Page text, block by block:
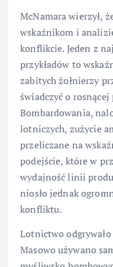
McNamara wierzył,
wskaźnikom i
konflikcie. Jeden z
przykładów to
zabitych żołnierzy
świadczyć o rosnącej
Bombardowania,
lotniczych, zużycie
przeliczane na
podejście, które w
wydajność linii
niosło jednak
konfliktu.
Lotnictwo
Masowo używano